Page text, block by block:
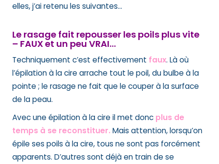
elles, j’ai retenu les suivantes…
Le rasage fait repousser les poils plus vite
– FAUX et un peu VRAI…
Techniquement c’est effectivement faux. Là où
l’épilation à la cire arrache tout le poil, du bulbe à la
pointe ; le rasage ne fait que le couper à la surface
de la peau.
Avec une épilation à la cire il met donc plus de
temps à se reconstituer. Mais attention, lorsqu’on
épile ses poils à la cire, tous ne sont pas forcément
apparents. D’autres sont déjà en train de se